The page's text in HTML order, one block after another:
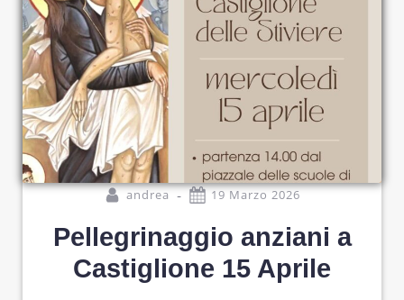
andrea - 19 Marzo 2026
Pellegrinaggio anziani a
Castiglione 15 Aprile